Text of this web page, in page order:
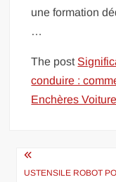
une formation
…
The post
conduire :
Enchères
Navigation
USTENSILE ROBOT